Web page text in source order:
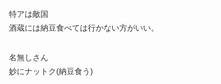
特アは敵国
酒蔵には納豆食べては行かない方がいい。
名無しさん
妙にナットク(納豆食う)